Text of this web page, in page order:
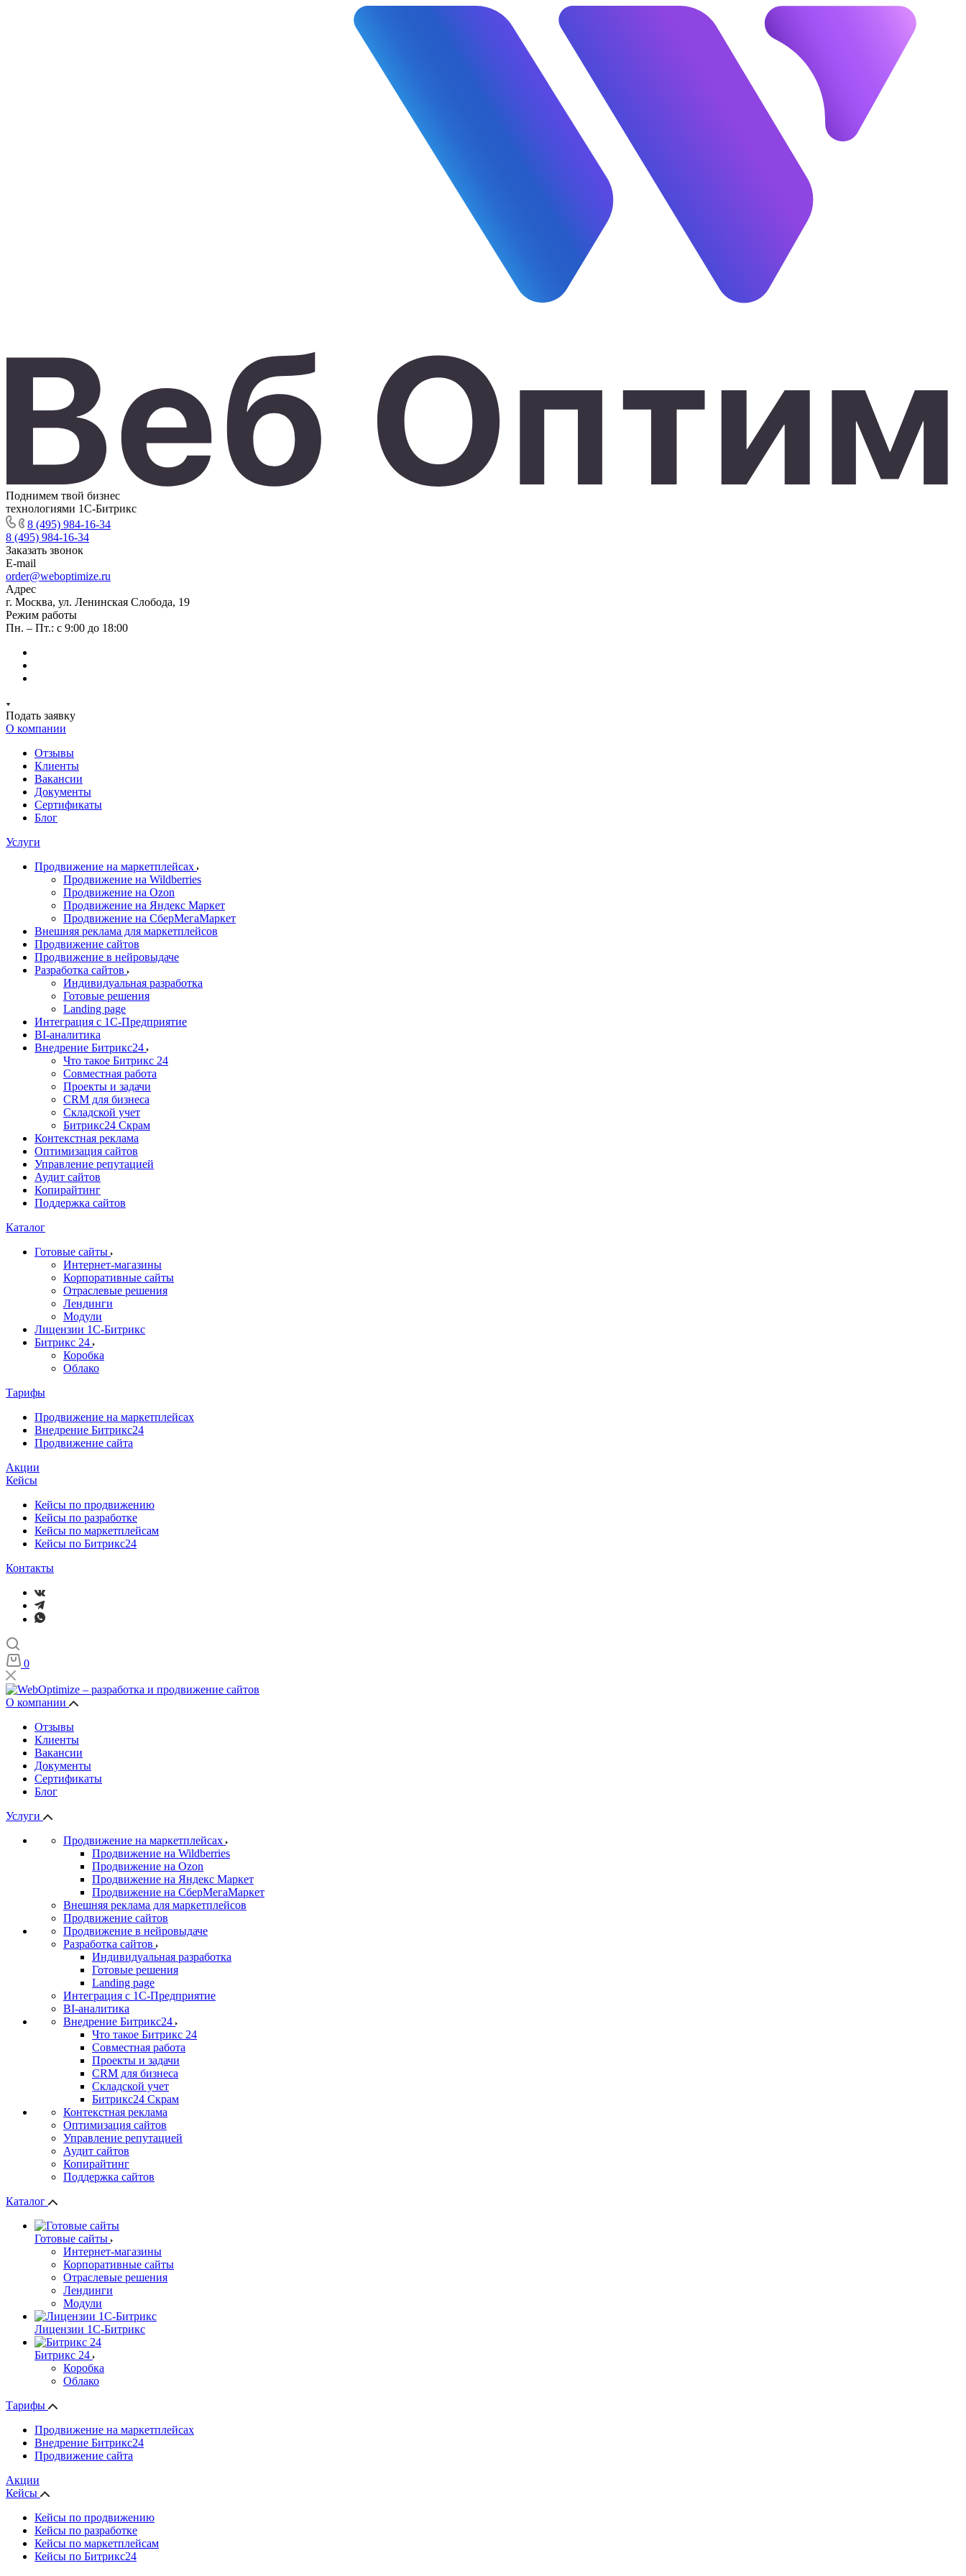
Поднимем твой бизнес
технологиями 1С-Битрикс
8 (495) 984-16-34
8 (495) 984-16-34
Заказать звонок
E-mail
order@weboptimize.ru
Адрес
г. Москва, ул. Ленинская Слобода, 19
Режим работы
Пн. – Пт.: с 9:00 до 18:00
Подать заявку
О компании
Отзывы
Клиенты
Вакансии
Документы
Сертификаты
Блог
Услуги
Продвижение на маркетплейсах
Продвижение на Wildberries
Продвижение на Ozon
Продвижение на Яндекс Маркет
Продвижение на СберМегаМаркет
Внешняя реклама для маркетплейсов
Продвижение сайтов
Продвижение в нейровыдаче
Разработка сайтов
Индивидуальная разработка
Готовые решения
Landing page
Интеграция с 1С-Предприятие
BI-аналитика
Внедрение Битрикс24
Что такое Битрикс 24
Совместная работа
Проекты и задачи
СRМ для бизнеса
Складской учет
Битрикс24 Скрам
Контекстная реклама
Оптимизация сайтов
Управление репутацией
Аудит сайтов
Копирайтинг
Поддержка сайтов
Каталог
Готовые сайты
Интернет-магазины
Корпоративные сайты
Отраслевые решения
Лендинги
Модули
Лицензии 1С-Битрикс
Битрикс 24
Коробка
Облако
Тарифы
Продвижение на маркетплейсах
Внедрение Битрикс24
Продвижение сайта
Акции
Кейсы
Кейсы по продвижению
Кейсы по разработке
Кейсы по маркетплейсам
Кейсы по Битрикс24
Контакты
0
О компании
Отзывы
Клиенты
Вакансии
Документы
Сертификаты
Блог
Услуги
Продвижение на маркетплейсах
Продвижение на Wildberries
Продвижение на Ozon
Продвижение на Яндекс Маркет
Продвижение на СберМегаМаркет
Внешняя реклама для маркетплейсов
Продвижение сайтов
Продвижение в нейровыдаче
Разработка сайтов
Индивидуальная разработка
Готовые решения
Landing page
Интеграция с 1С-Предприятие
BI-аналитика
Внедрение Битрикс24
Что такое Битрикс 24
Совместная работа
Проекты и задачи
СRМ для бизнеса
Складской учет
Битрикс24 Скрам
Контекстная реклама
Оптимизация сайтов
Управление репутацией
Аудит сайтов
Копирайтинг
Поддержка сайтов
Каталог
Готовые сайты
Интернет-магазины
Корпоративные сайты
Отраслевые решения
Лендинги
Модули
Лицензии 1С-Битрикс
Битрикс 24
Коробка
Облако
Тарифы
Продвижение на маркетплейсах
Внедрение Битрикс24
Продвижение сайта
Акции
Кейсы
Кейсы по продвижению
Кейсы по разработке
Кейсы по маркетплейсам
Кейсы по Битрикс24